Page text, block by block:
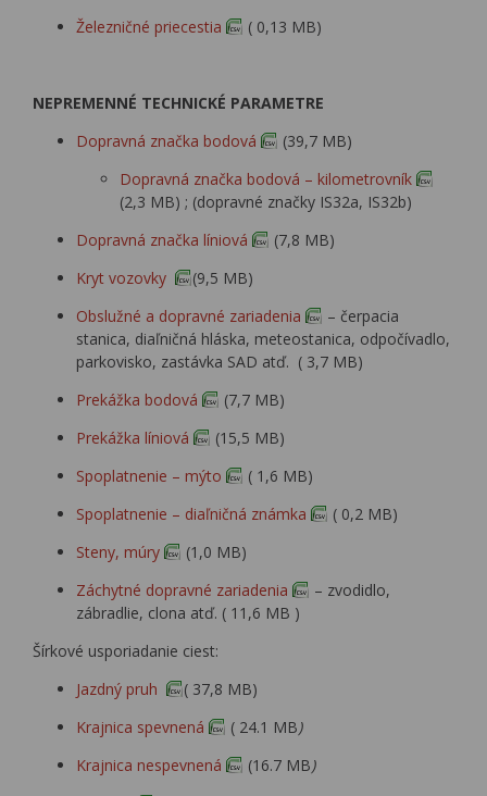
Železničné priecestia
( 0,13 MB)
NEPREMENNÉ TECHNICKÉ PARAMETRE
Dopravná značka bodová
(39,7 MB)
Dopravná značka bodová – kilometrovník
(2,3 MB) ; (dopravné značky IS32a, IS32b)
Dopravná značka líniová
(7,8 MB)
Kryt vozovky
(9,5 MB)
Obslužné a dopravné zariadenia
– čerpacia
stanica, diaľničná hláska, meteostanica, odpočívadlo,
parkovisko, zastávka SAD atď. ( 3,7 MB)
Prekážka bodová
(7,7 MB)
Prekážka líniová
(15,5 MB)
Spoplatnenie – mýto
( 1,6 MB)
Spoplatnenie – diaľničná známka
( 0,2 MB)
Steny, múry
(1,0 MB)
Záchytné dopravné zariadenia
– zvodidlo,
zábradlie, clona atď. ( 11,6 MB )
Šírkové usporiadanie ciest:
Jazdný pruh
( 37,8 MB)
Krajnica spevnená
( 24.1 MB)
Krajnica nespevnená
(16.7 MB)